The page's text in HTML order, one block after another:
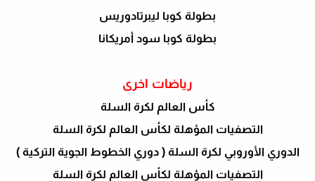
بطولة كوبا ليبرتادوريس
بطولة كوبا سود أمريكانا
رياضات اخرى
كأس العالم لكرة السلة
التصفيات المؤهلة لكأس العالم لكرة السلة
الدوري الأوروبي لكرة السلة ( دوري الخطوط الجوية التركية )
التصفيات المؤهلة لكأس العالم لكرة السلة